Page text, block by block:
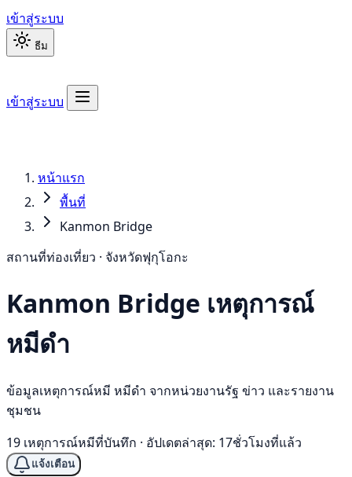
เข้าสู่ระบบ
ธีม
เข้าสู่ระบบ
หน้าแรก
พื้นที่
Kanmon Bridge
สถานที่ท่องเที่ยว · จังหวัดฟุกุโอกะ
Kanmon Bridge เหตุการณ์
หมีดำ
ข้อมูลเหตุการณ์หมี หมีดำ จากหน่วยงานรัฐ ข่าว และรายงาน
ชุมชน
19 เหตุการณ์หมีที่บันทึก · อัปเดตล่าสุด: 17ชั่วโมงที่แล้ว
แจ้งเตือน